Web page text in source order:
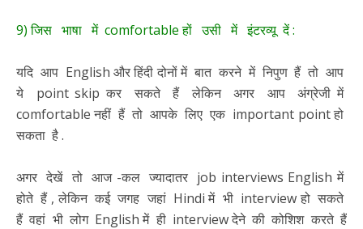
9) जिस भाषा में comfortable हों उसी में इंटरव्यू दें :
यदि आप English और हिंदी दोनों में बात करने में निपुण हैं तो आप
ये point skip कर सकते हैं लेकिन अगर आप अंग्रेजी में
comfortable नहीं हैं तो आपके लिए एक important point हो
सकता है .
अगर देखें तो आज -कल ज्यादातर job interviews English में
होते हैं , लेकिन कई जगह जहां Hindi में भी interview हो सकते
हैं वहां भी लोग English में ही interview देने की कोशिश करते हैं